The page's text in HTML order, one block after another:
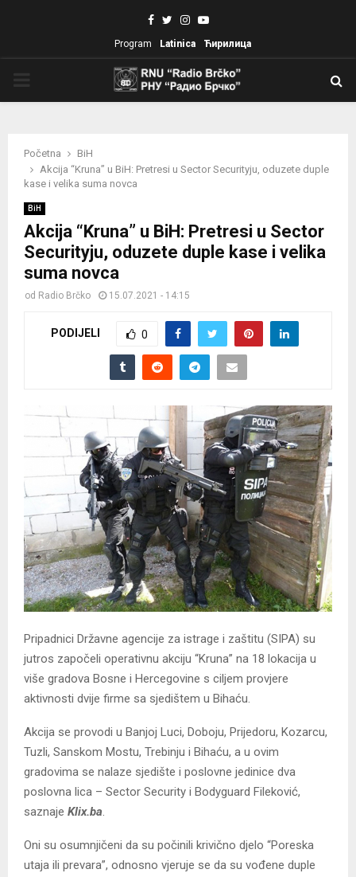
Facebook
TwitterInstagram
Youtube
Program Latinica Ћирилица
Početna
BiH
Akcija “Kruna” u BiH: Pretresi u Sector Securityju, oduzete duple
kase i velika suma novca
BiH
Akcija “Kruna” u BiH: Pretresi u Sector
Securityju, oduzete duple kase i velika
suma novca
od Radio Brčko 15.07.2021 - 14:15
PODIJELI 0
Pripadnici Državne agencije za istrage i zaštitu (SIPA) su
jutros započeli operativnu akciju “Kruna” na 18 lokacija u
više gradova Bosne i Hercegovine s ciljem provjere
aktivnosti dvije firme sa sjedištem u Bihaću.
Akcija se provodi u Banjoj Luci, Doboju, Prijedoru, Kozarcu,
Tuzli, Sanskom Mostu, Trebinju i Bihaću, a u ovim
gradovima se nalaze sjedište i poslovne jedinice dva
poslovna lica – Sector Security i Bodyguard Fileković,
saznaje Klix.ba.
Oni su osumnjičeni da su počinili krivično djelo “Poreska
utaja ili prevara”, odnosno vjeruje se da su vođene duple